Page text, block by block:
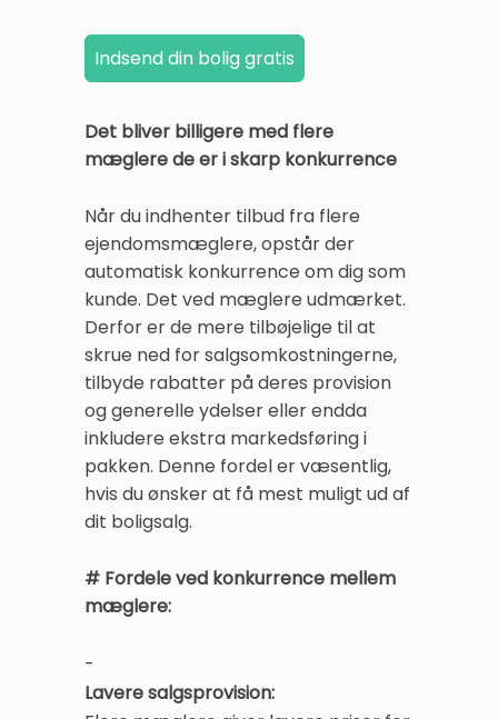
Det bliver billigere med flere
mæglere de er i skarp konkurrence
Når du indhenter tilbud fra flere
ejendomsmæglere, opstår der
automatisk konkurrence om dig som
kunde. Det ved mæglere udmærket.
Derfor er de mere tilbøjelige til at
skrue ned for salgsomkostningerne,
tilbyde rabatter på deres provision
og generelle ydelser eller endda
inkludere ekstra markedsføring i
pakken. Denne fordel er væsentlig,
hvis du ønsker at få mest muligt ud af
dit boligsalg.
# Fordele ved konkurrence mellem
mæglere:
-
Lavere salgsprovision: